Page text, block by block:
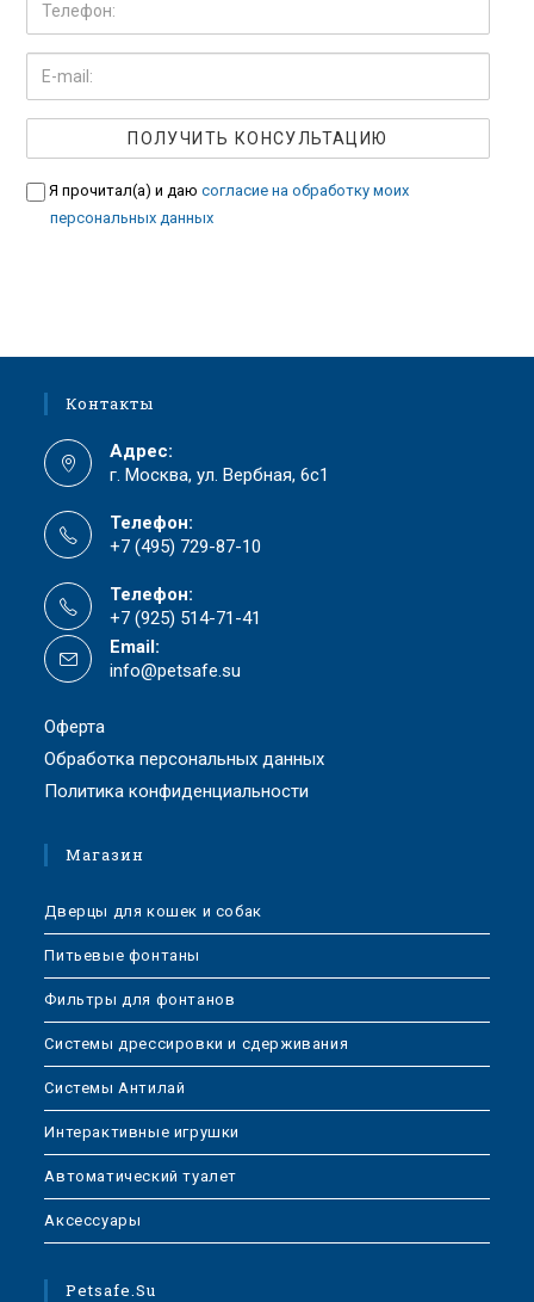
Я прочитал(а) и даюсогласие на обработку моих
персональных данных
Контакты
Адрес:
г. Москва, ул. Вербная, 6с1
Телефон:
+7 (495) 729-87-10
Телефон:
+7 (925) 514-71-41
Email:
info@petsafe.su
Оферта
Обработка персональных данных
Политика конфиденциальности
Магазин
Дверцы для кошек и собак
Питьевые фонтаны
Фильтры для фонтанов
Системы дрессировки и сдерживания
Системы Антилай
Интерактивные игрушки
Автоматический туалет
Аксессуары
Petsafe.su